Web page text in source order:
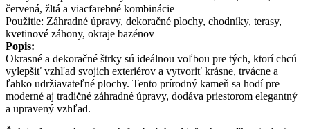
červená, žltá a viacfarebné kombinácie
Použitie: Záhradné úpravy, dekoračné plochy, chodníky, terasy,
kvetinové záhony, okraje bazénov
Popis:
Okrasné a dekoračné štrky sú ideálnou voľbou pre tých, ktorí chcú
vylepšiť vzhľad svojich exteriérov a vytvoriť krásne, trvácne a
ľahko udržiavateľné plochy. Tento prírodný kameň sa hodí pre
moderné aj tradičné záhradné úpravy, dodáva priestorom elegantný
a upravený vzhľad.